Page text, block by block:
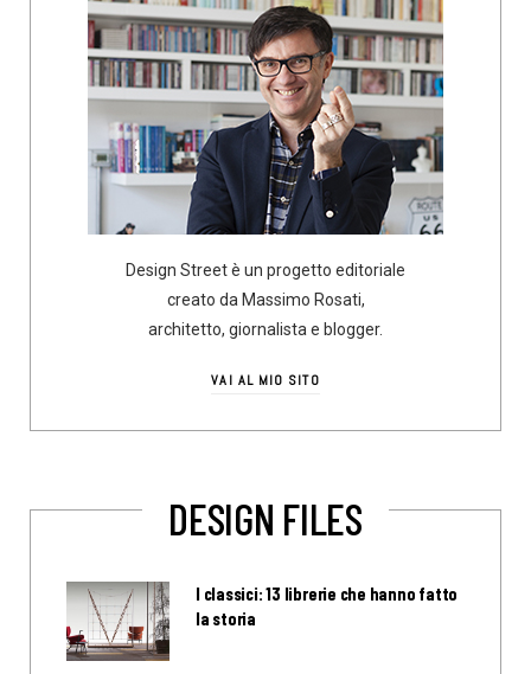
Design Street è un progetto editoriale
creato da Massimo Rosati,
architetto, giornalista e blogger.
VAI AL MIO SITO
DESIGN FILES
I classici: 13 librerie che hanno fatto
la storia